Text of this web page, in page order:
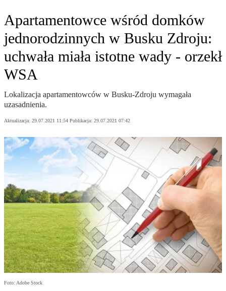
Apartamentowce wśród domków
jednorodzinnych w Busku Zdroju:
uchwała miała istotne wady - orzekł
WSA
Lokalizacja apartamentowców w Busku-Zdroju wymagała
uzasadnienia.
Aktualizacja: 29.07.2021 11:54 Publikacja: 29.07.2021 07:42
Foto: Adobe Stock